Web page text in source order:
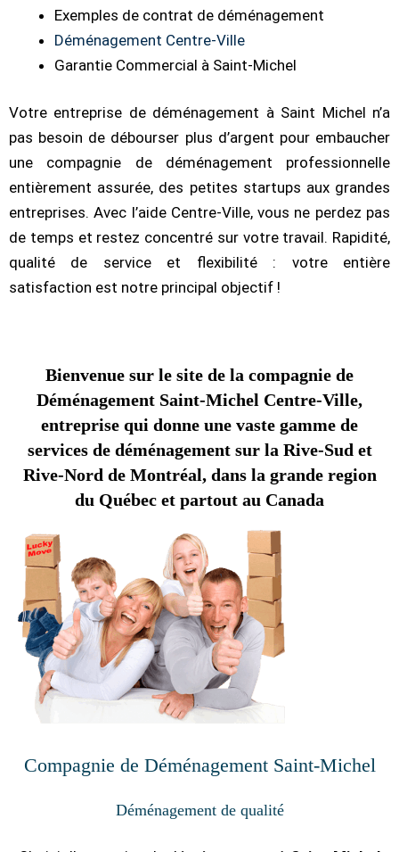
Exemples de contrat de déménagement
Déménagement Centre-Ville
Garantie Commercial à Saint-Michel
Votre entreprise de déménagement à Saint Michel n’a
pas besoin de débourser plus d’argent pour embaucher
une compagnie de déménagement professionnelle
entièrement assurée, des petites startups aux grandes
entreprises. Avec l’aide Centre-Ville, vous ne perdez pas
de temps et restez concentré sur votre travail. Rapidité,
qualité de service et flexibilité : votre entière
satisfaction est notre principal objectif !
Bienvenue sur le site de la compagnie de
Déménagement Saint-Michel Centre-Ville,
entreprise qui donne une vaste gamme de
services de déménagement sur la Rive-Sud et
Rive-Nord de Montréal, dans la grande region
du Québec et partout au Canada
Compagnie de Déménagement Saint-Michel
Déménagement de qualité